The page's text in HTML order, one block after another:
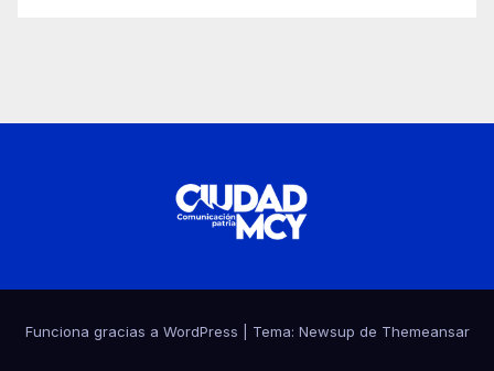
Funciona gracias a WordPress Tema: Newsup de Themeansar